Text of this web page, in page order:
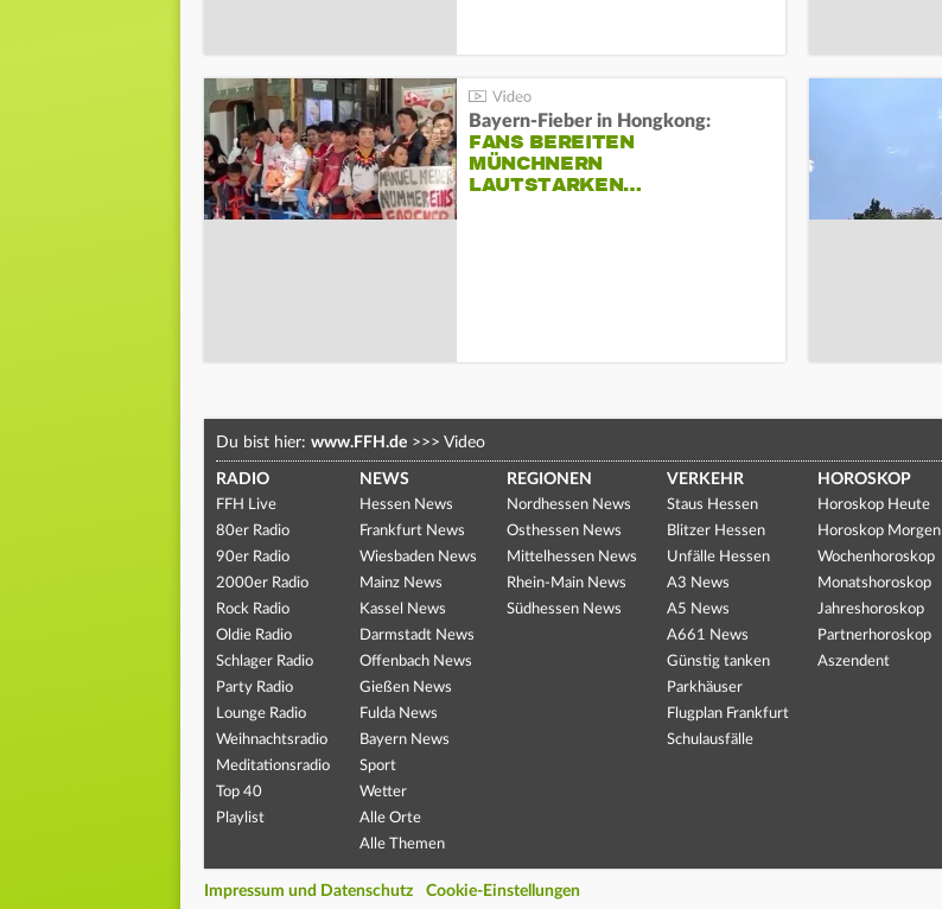
Bayern-Fieber in Hongkong:
FANS BEREITEN
MÜNCHNERN
LAUTSTARKEN…
Du bist hier: www.FFH.de >>> Video
RADIO
FFH Live
80er Radio
90er Radio
2000er Radio
Rock Radio
Oldie Radio
Schlager Radio
Party Radio
Lounge Radio
Weihnachtsradio
Meditationsradio
Top 40
Playlist
NEWS
Hessen News
Frankfurt News
Wiesbaden News
Mainz News
Kassel News
Darmstadt News
Offenbach News
Gießen News
Fulda News
Bayern News
Sport
Wetter
Alle Orte
Alle Themen
REGIONEN
Nordhessen News
Osthessen News
Mittelhessen News
Rhein-Main News
Südhessen News
VERKEHR
Staus Hessen
Blitzer Hessen
Unfälle Hessen
A3 News
A5 News
A661 News
Günstig tanken
Parkhäuser
Flugplan Frankfurt
Schulausfälle
HOROSKOP
Horoskop Heute
Horoskop Morgen
Wochenhoroskop
Monatshoroskop
Jahreshoroskop
Partnerhoroskop
Aszendent
Impressum und Datenschutz Cookie-Einstellungen